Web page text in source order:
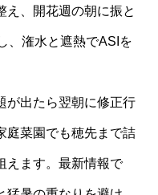
え、開花週の朝に振と
、潅水と遮熱でASIを
が出たら翌朝に修正行
庭菜園でも穂先まで詰
えます。最新情報で